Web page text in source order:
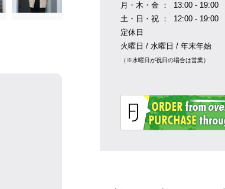
月・木・金 ： 13:00 - 19:00
土・日・祝 ： 12:00 - 19:00
定休日
火曜日 / 水曜日 / 年末年始
（※水曜日が祝日の場合は営業）